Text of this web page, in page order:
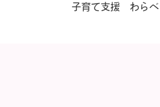
子育て支援 わらべ